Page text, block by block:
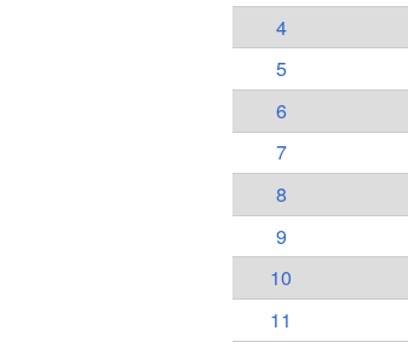
4
5
6
7
8
9
10
11